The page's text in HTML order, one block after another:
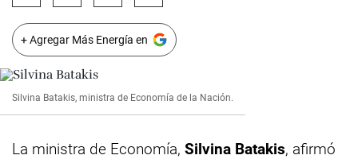
+ Agregar Más Energía en
Silvina Batakis, ministra de Economía de la Nación.
La ministra de Economía, Silvina Batakis, afirmó